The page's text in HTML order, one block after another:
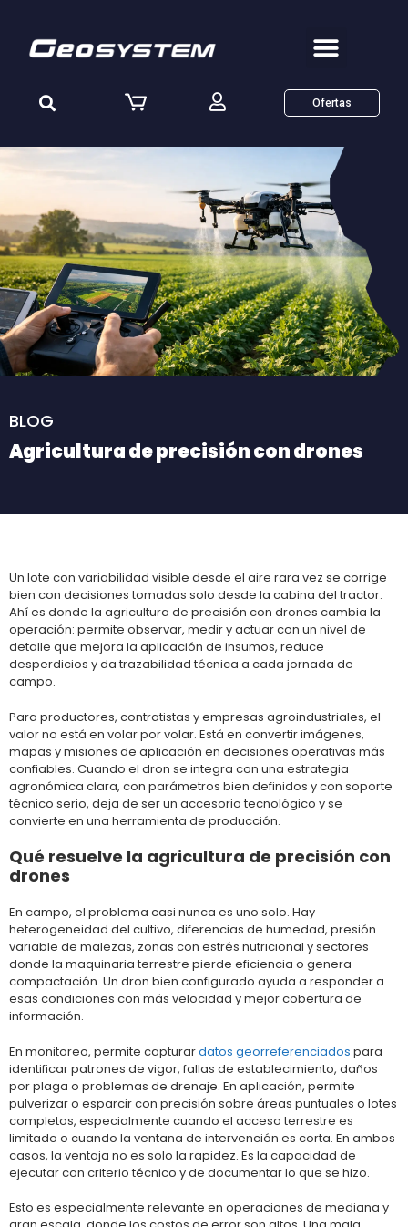
Ofertas
BLOG
Agricultura de precisión con drones
Un lote con variabilidad visible desde el aire rara vez se corrige
bien con decisiones tomadas solo desde la cabina del tractor.
Ahí es donde la agricultura de precisión con drones cambia la
operación: permite observar, medir y actuar con un nivel de
detalle que mejora la aplicación de insumos, reduce
desperdicios y da trazabilidad técnica a cada jornada de
campo.
Para productores, contratistas y empresas agroindustriales, el
valor no está en volar por volar. Está en convertir imágenes,
mapas y misiones de aplicación en decisiones operativas más
confiables. Cuando el dron se integra con una estrategia
agronómica clara, con parámetros bien definidos y con soporte
técnico serio, deja de ser un accesorio tecnológico y se
convierte en una herramienta de producción.
Qué resuelve la agricultura de precisión con
drones
En campo, el problema casi nunca es uno solo. Hay
heterogeneidad del cultivo, diferencias de humedad, presión
variable de malezas, zonas con estrés nutricional y sectores
donde la maquinaria terrestre pierde eficiencia o genera
compactación. Un dron bien configurado ayuda a responder a
esas condiciones con más velocidad y mejor cobertura de
información.
En monitoreo, permite capturardatos georreferenciados para
identificar patrones de vigor, fallas de establecimiento, daños
por plaga o problemas de drenaje. En aplicación, permite
pulverizar o esparcir con precisión sobre áreas puntuales o lotes
completos, especialmente cuando el acceso terrestre es
limitado o cuando la ventana de intervención es corta. En ambos
casos, la ventaja no es solo la rapidez. Es la capacidad de
ejecutar con criterio técnico y de documentar lo que se hizo.
Esto es especialmente relevante en operaciones de mediana y